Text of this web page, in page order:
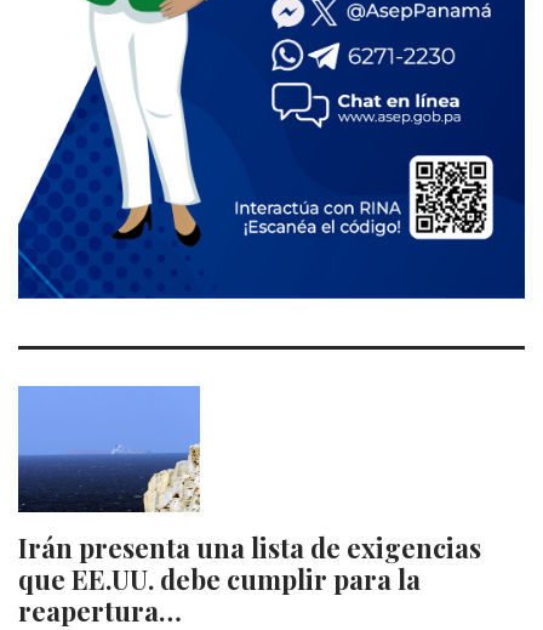
Irán presenta una lista de exigencias
que EE.UU. debe cumplir para la
reapertura…